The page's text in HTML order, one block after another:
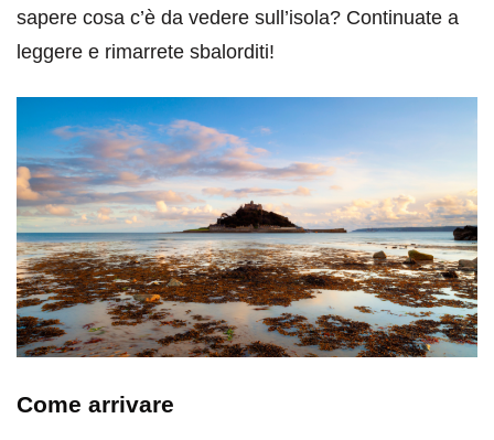
sapere cosa c’è da vedere sull’isola? Continuate a
leggere e rimarrete sbalorditi!
Come arrivare